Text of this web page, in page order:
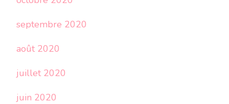
septembre 2020
août 2020
juillet 2020
juin 2020